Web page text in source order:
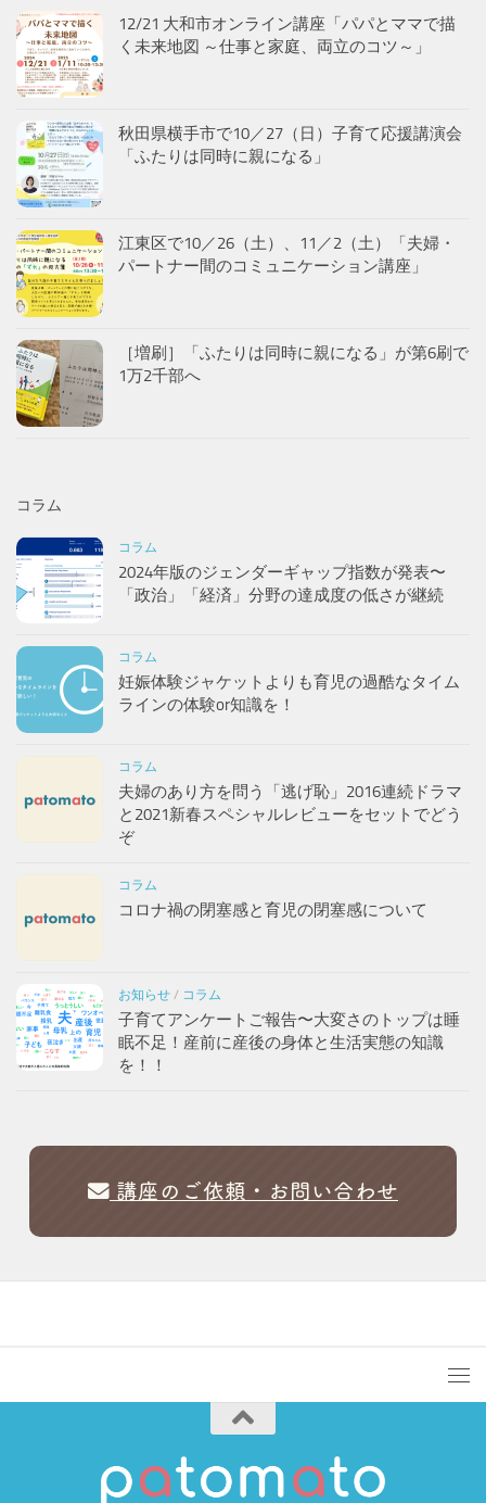
12/21 大和市オンライン講座「パパとママで描
く未来地図 ～仕事と家庭、両立のコツ～」
秋田県横手市で10／27（日）子育て応援講演会
「ふたりは同時に親になる」
江東区で10／26（土）、11／2（土）「夫婦・
パートナー間のコミュニケーション講座」
［増刷］「ふたりは同時に親になる」が第6刷で
1万2千部へ
コラム
コラム
2024年版のジェンダーギャップ指数が発表〜
「政治」「経済」分野の達成度の低さが継続
コラム
妊娠体験ジャケットよりも育児の過酷なタイム
ラインの体験or知識を！
コラム
夫婦のあり方を問う「逃げ恥」2016連続ドラマ
と2021新春スペシャルレビューをセットでどう
ぞ
コラム
コロナ禍の閉塞感と育児の閉塞感について
お知らせ / コラム
子育てアンケートご報告〜大変さのトップは睡
眠不足！産前に産後の身体と生活実態の知識
を！！
講座のご依頼・お問い合わせ